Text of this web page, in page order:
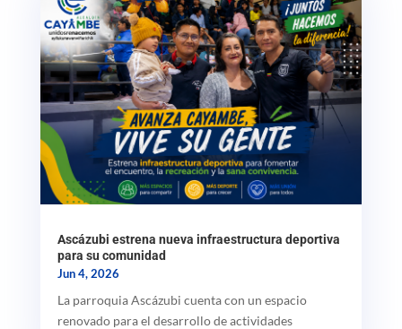
Ascázubi estrena nueva infraestructura deportiva
para su comunidad
Jun 4, 2026
La parroquia Ascázubi cuenta con un espacio
renovado para el desarrollo de actividades